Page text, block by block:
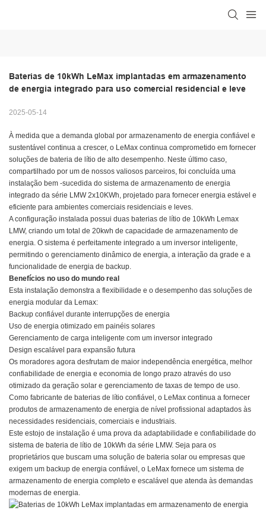
Baterias de 10kWh LeMax implantadas em armazenamento
de energia integrado para uso comercial residencial e leve
2025-05-14
À medida que a demanda global por armazenamento de energia confiável e
sustentável continua a crescer, o LeMax continua comprometido em fornecer
soluções de bateria de lítio de alto desempenho. Neste último caso,
compartilhado por um de nossos valiosos parceiros, foi concluída uma
instalação bem -sucedida do sistema de armazenamento de energia
integrado da série LMW 2x10KWh, projetado para fornecer energia estável e
eficiente para ambientes comerciais residenciais e leves.
A configuração instalada possui duas baterias de lítio de 10kWh Lemax
LMW, criando um total de 20kwh de capacidade de armazenamento de
energia. O sistema é perfeitamente integrado a um inversor inteligente,
permitindo o gerenciamento dinâmico de energia, a interação da grade e a
funcionalidade de energia de backup.
Benefícios no uso do mundo real
Esta instalação demonstra a flexibilidade e o desempenho das soluções de
energia modular da Lemax:
Backup confiável durante interrupções de energia
Uso de energia otimizado em painéis solares
Gerenciamento de carga inteligente com um inversor integrado
Design escalável para expansão futura
Os moradores agora desfrutam de maior independência energética, melhor
confiabilidade de energia e economia de longo prazo através do uso
otimizado da geração solar e gerenciamento de taxas de tempo de uso.
Como fabricante de baterias de lítio confiável, o LeMax continua a fornecer
produtos de armazenamento de energia de nível profissional adaptados às
necessidades residenciais, comerciais e industriais.
Este estojo de instalação é uma prova da adaptabilidade e confiabilidade do
sistema de bateria de lítio de 10kWh da série LMW. Seja para os
proprietários que buscam uma solução de bateria solar ou empresas que
exigem um backup de energia confiável, o LeMax fornece um sistema de
armazenamento de energia completo e escalável que atenda às demandas
modernas de energia.